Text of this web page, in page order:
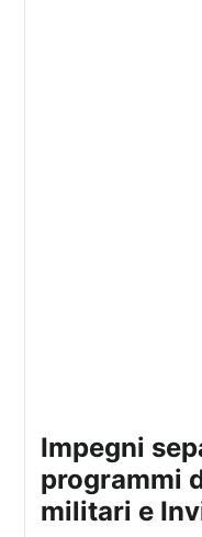
impegni separati di re Carlo e
programmi
militari e